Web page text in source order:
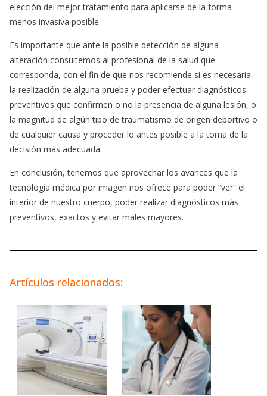
elección del mejor tratamiento para aplicarse de la forma
menos invasiva posible.
Es importante que ante la posible detección de alguna
alteración consultemos al profesional de la salud que
corresponda, con el fin de que nos recomiende si es necesaria
la realización de alguna prueba y poder efectuar diagnósticos
preventivos que confirmen o no la presencia de alguna lesión, o
la magnitud de algún tipo de traumatismo de origen deportivo o
de cualquier causa y proceder lo antes posible a la toma de la
decisión más adecuada.
En conclusión, tenemos que aprovechar los avances que la
tecnología médica por imagen nos ofrece para poder “ver” el
interior de nuestro cuerpo, poder realizar diagnósticos más
preventivos, exactos y evitar males mayores.
Artículos relacionados: